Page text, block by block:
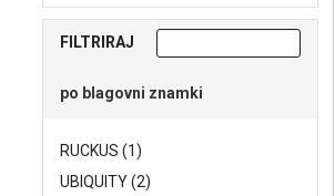
FILTRIRAJ
po blagovni znamki
RUCKUS (1)
UBIQUITY (2)